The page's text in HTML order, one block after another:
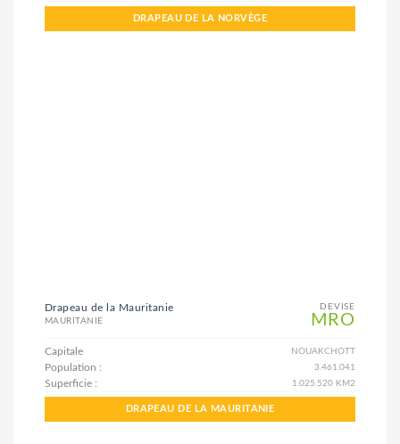
DRAPEAU DE LA NORVÈGE
DEVISE
MRO
Drapeau de la Mauritanie
MAURITANIE
Capitale NOUAKCHOTT
Population : 3.461.041
Superficie : 1.025.520 KM2
DRAPEAU DE LA MAURITANIE